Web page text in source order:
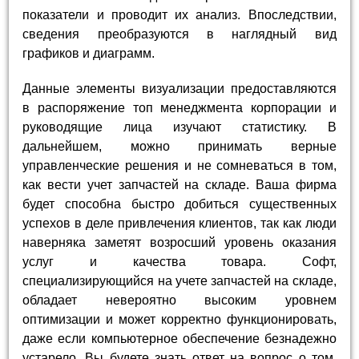
показатели и проводит их анализ. Впоследствии,
сведения преобразуются в наглядный вид
графиков и диаграмм.
Данные элементы визуализации предоставляются
в распоряжение топ менеджмента корпорации и
руководящие лица изучают статистику. В
дальнейшем, можно принимать верные
управленческие решения и не сомневаться в том,
как вести учет запчастей на складе. Ваша фирма
будет способна быстро добиться существенных
успехов в деле привлечения клиентов, так как люди
наверняка заметят возросший уровень оказания
услуг и качества товара. Софт,
специализирующийся на учете запчастей на складе,
обладает невероятно высоким уровнем
оптимизации и может корректно функционировать,
даже если компьютерное обеспечение безнадежно